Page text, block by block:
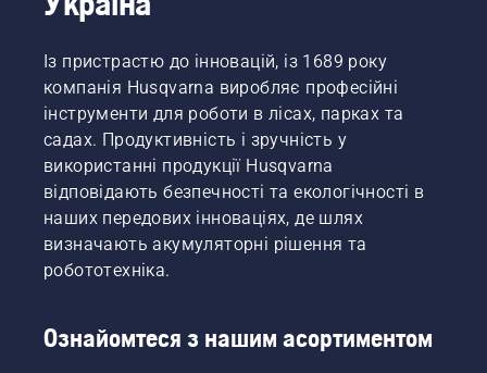
термін
увагу,
для себе
модель
пилки.
Із пристрастю до інновацій, із 1689 року
компанія Husqvarna виробляє професійні
інструменти для роботи в лісах, парках та
садах. Продуктивність і зручність у
використанні продукції Husqvarna
відповідають безпечності та екологічності в
наших передових інноваціях, де шлях
визначають акумуляторні рішення та
робототехніка.
Ознайомтеся з нашим асортиментом